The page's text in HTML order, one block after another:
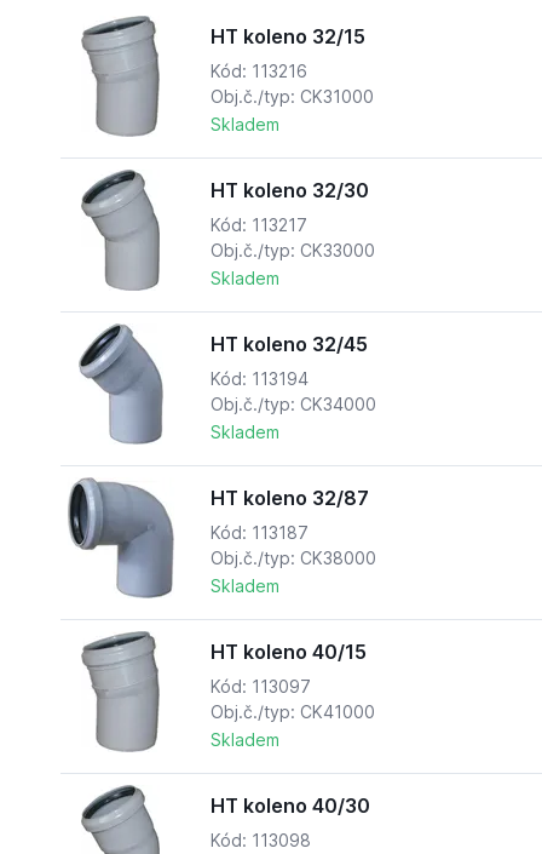
HT koleno 32/15
Kód: 113216
Obj.č./typ: CK31000
Skladem
HT koleno 32/30
Kód: 113217
Obj.č./typ: CK33000
Skladem
HT koleno 32/45
Kód: 113194
Obj.č./typ: CK34000
Skladem
HT koleno 32/87
Kód: 113187
Obj.č./typ: CK38000
Skladem
HT koleno 40/15
Kód: 113097
Obj.č./typ: CK41000
Skladem
HT koleno 40/30
Kód: 113098